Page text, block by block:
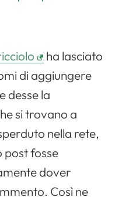
ha lasciato
di aggiungere
desse la
si trovano a
nella rete,
post fosse
dover
Così ne